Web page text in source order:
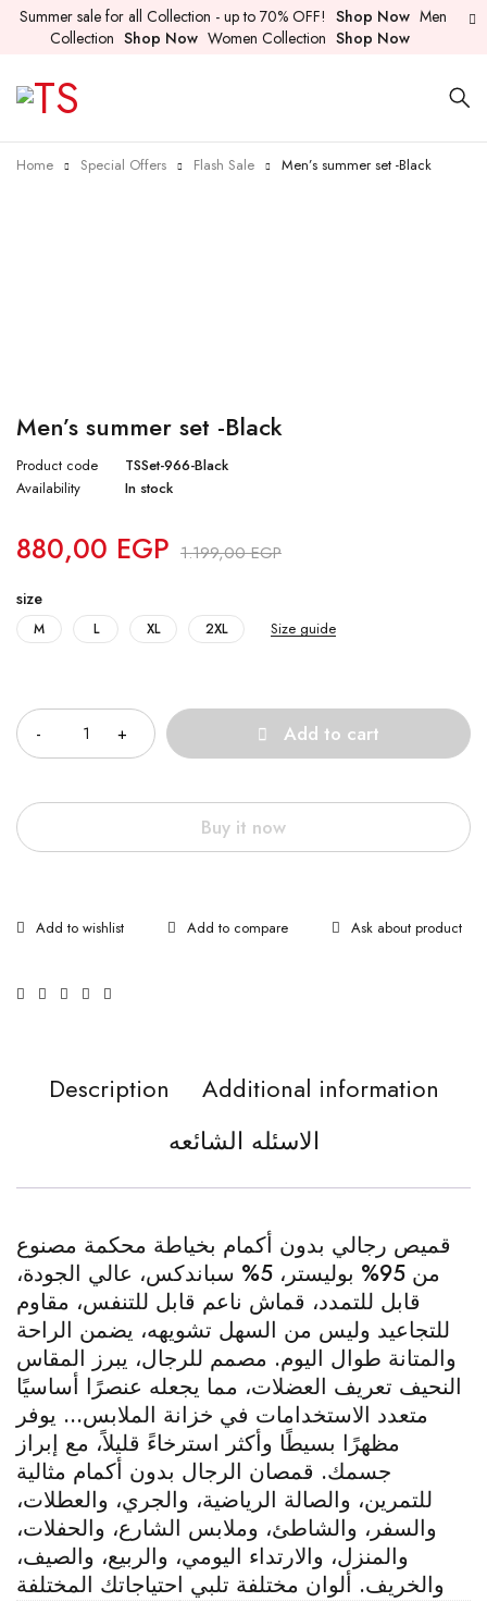
Summer sale for all Collection - up to 70% OFF! Shop Now Men
Collection Shop Now Women Collection Shop Now
Home Special Offers Flash Sale Men’s summer set -Black
Men’s summer set -Black
Product code
TSSet-966-Black
Availability
In stock
1.199,00EGP
880,00 EGP
size
M L XL 2XL Size guide
Add to cart
Buy it now
Ask about product
Description
Additional information
الاسئله الشائعه
قميص رجالي بدون أكمام بخياطة محكمة مصنوع
من 95% بوليستر، 5% سباندكس، عالي الجودة،
قابل للتمدد، قماش ناعم قابل للتنفس، مقاوم
للتجاعيد وليس من السهل تشويهه، يضمن الراحة
والمتانة طوال اليوم. مصمم للرجال، يبرز المقاس
النحيف تعريف العضلات، مما يجعله عنصرًا أساسيًا
متعدد الاستخدامات في خزانة الملابس… يوفر
مظهرًا بسيطًا وأكثر استرخاءً قليلاً، مع إبراز
جسمك. قمصان الرجال بدون أكمام مثالية
للتمرين، والصالة الرياضية، والجري، والعطلات،
والسفر، والشاطئ، وملابس الشارع، والحفلات،
والمنزل، والارتداء اليومي، والربيع، والصيف،
والخريف. ألوان مختلفة تلبي احتياجاتك المختلفة